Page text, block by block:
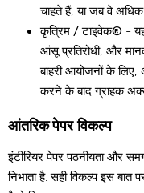
चाहते हैं, या जब वे अधिक
कृत्रिम / टाइवेक® -
आंसू प्रतिरोधी, और
बाहरी आयोजनों के
करने के बाद ग्राहक
आंतरिक पेपर विकल्प
इंटीरियर पेपर पठनीयता और
निभाता है. सही विकल्प इस बात